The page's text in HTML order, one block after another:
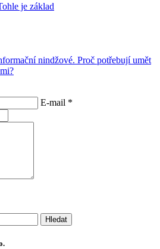
je základ
nindžové. Proč potřebují umět
E-mail *
Hledat